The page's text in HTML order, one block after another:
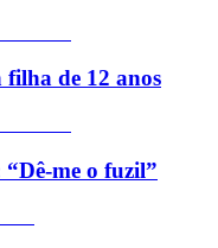
filha de 12 anos
me o fuzil”